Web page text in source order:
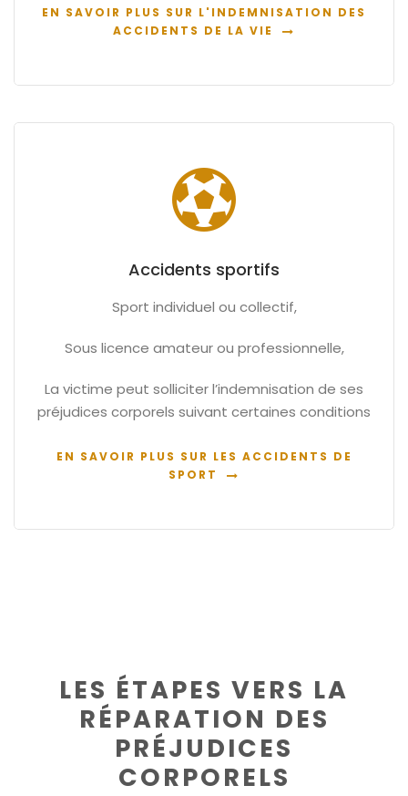
EN SAVOIR PLUS SUR L'INDEMNISATION DES
ACCIDENTS DE LA VIE
Accidents sportifs
Sport individuel ou collectif,
Sous licence amateur ou professionnelle,
La victime peut solliciter l’indemnisation de ses
préjudices corporels suivant certaines conditions
EN SAVOIR PLUS SUR LES ACCIDENTS DE
SPORT
LES ÉTAPES VERS LA
RÉPARATION DES
PRÉJUDICES
CORPORELS